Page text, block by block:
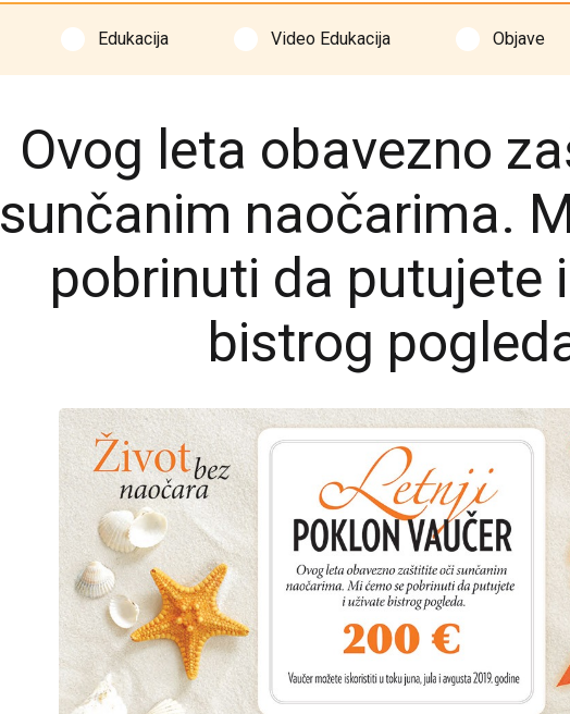
Edukacija Video Edukacija Objave
Ovog leta obavezno
sunčanim naočarima.
pobrinuti da putujete
bistrog